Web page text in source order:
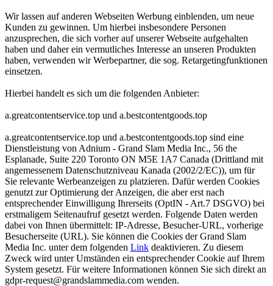
Wir lassen auf anderen Webseiten Werbung einblenden, um neue
Kunden zu gewinnen. Um hierbei insbesondere Personen
anzusprechen, die sich vorher auf unserer Webseite aufgehalten
haben und daher ein vermutliches Interesse an unseren Produkten
haben, verwenden wir Werbepartner, die sog. Retargetingfunktionen
einsetzen.
Hierbei handelt es sich um die folgenden Anbieter:
a.greatcontentservice.top und a.bestcontentgoods.top
a.greatcontentservice.top und a.bestcontentgoods.top sind eine
Dienstleistung von Adnium - Grand Slam Media Inc., 56 the
Esplanade, Suite 220 Toronto ON M5E 1A7 Canada (Drittland mit
angemessenem Datenschutzniveau Kanada (2002/2/EC)), um für
Sie relevante Werbeanzeigen zu platzieren. Dafür werden Cookies
genutzt zur Optimierung der Anzeigen, die aber erst nach
entsprechender Einwilligung Ihrerseits (OptIN - Art.7 DSGVO) bei
erstmaligem Seitenaufruf gesetzt werden. Folgende Daten werden
dabei von Ihnen übermittelt: IP-Adresse, Besucher-URL, vorherige
Besucherseite (URL). Sie können die Cookies der Grand Slam
Media Inc. unter dem folgenden Link deaktivieren. Zu diesem
Zweck wird unter Umständen ein entsprechender Cookie auf Ihrem
System gesetzt. Für weitere Informationen können Sie sich direkt an
gdpr-request@grandslammedia.com wenden.